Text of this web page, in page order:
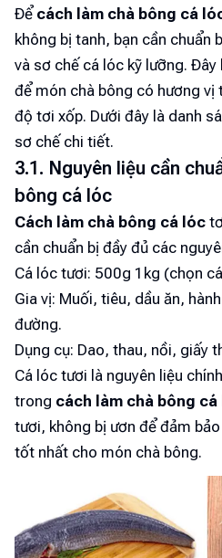
Để cách làm chà bông cá
không bị tanh, bạn cần chuẩn
và sơ chế cá lóc kỹ lưỡng.
để món chà bông có hương
độ tơi xốp. Dưới đây là danh
sơ chế chi tiết.
3.1. Nguyên liệu cần
bông cá lóc
Cách làm chà bông cá lóc
cần chuẩn bị đầy đủ các
Cá lóc tươi: 500g 1kg (chọn
Gia vị: Muối, tiêu, dầu ăn,
đường.
Dụng cụ: Dao, thau, nồi, giấy
Cá lóc tươi là nguyên liệu
trong cách làm chà bông
tươi, không bị ươn để đảm
tốt nhất cho món chà bông.